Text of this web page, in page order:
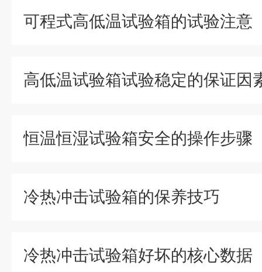
可程式高低温试验箱的试验注意
高低温试验箱试验稳定的保证因
恒温恒湿试验箱安全的操作步骤
冷热冲击试验箱的保养技巧
冷热冲击试验箱好坏的核心数据